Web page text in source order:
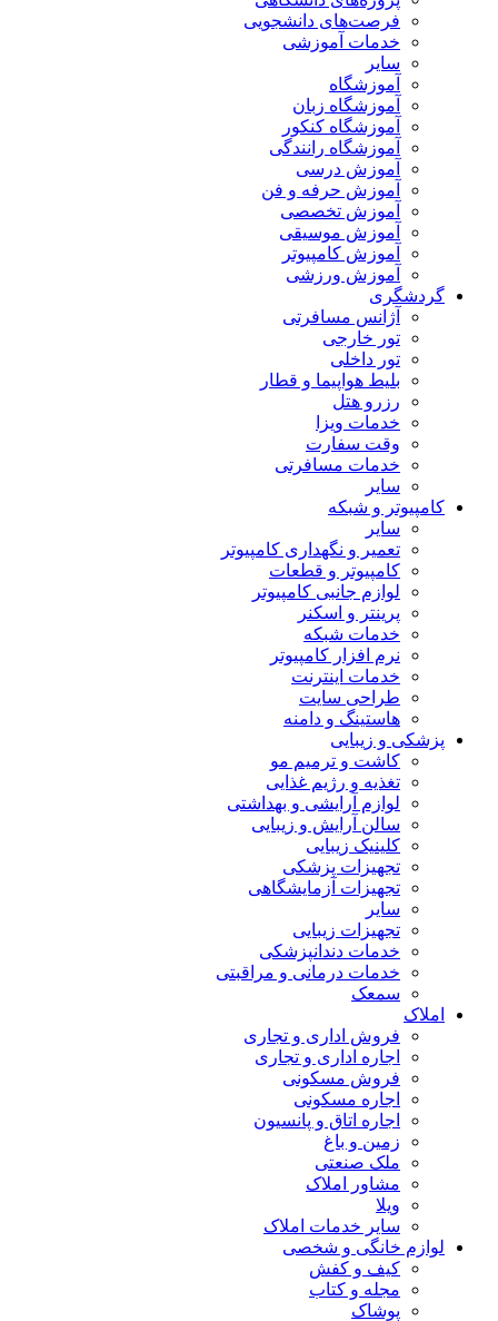
فرصت‌های دانشجویی
خدمات آموزشی
سایر
آموزشگاه
آموزشگاه زبان
آموزشگاه کنکور
آموزشگاه رانندگی
آموزش درسی
آموزش حرفه و فن
آموزش تخصصی
آموزش موسیقی
آموزش کامپیوتر
آموزش ورزشی
گردشگری
آژانس مسافرتی
تور خارجی
تور داخلی
بلیط هواپیما و قطار
رزرو هتل
خدمات ویزا
وقت سفارت
خدمات مسافرتی
سایر
کامپیوتر و شبکه
سایر
تعمیر و نگهداری کامپیوتر
کامپیوتر و قطعات
لوازم جانبی کامپیوتر
پرینتر و اسکنر
خدمات شبکه
نرم افزار کامپیوتر
خدمات اینترنت
طراحی سایت
هاستینگ و دامنه
پزشکی و زیبایی
کاشت و ترمیم مو
تغذیه و رژیم غذایی
لوازم آرایشی و بهداشتی
سالن آرایش و زیبایی
کلینیک زیبایی
تجهیزات پزشکی
تجهیزات آزمایشگاهی
سایر
تجهیزات زیبایی
خدمات دندانپزشکی
خدمات درمانی و مراقبتی
سمعک
املاک
فروش اداری و تجاری
اجاره اداری و تجاری
فروش مسکونی
اجاره مسکونی
اجاره اتاق و پانسیون
زمین و باغ
ملک صنعتی
مشاور املاک
ویلا
سایر خدمات املاک
لوازم خانگی و شخصی
کیف و کفش
مجله و کتاب
پوشاک